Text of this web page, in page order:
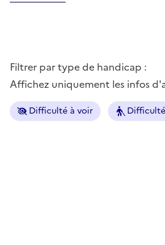
Filtrer par type de handicap :
Affichez uniquement les infos
Difficulté à voir